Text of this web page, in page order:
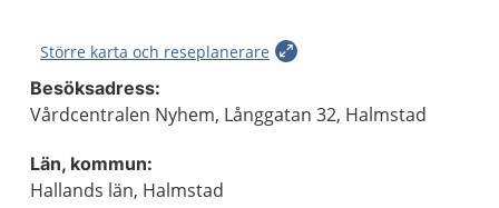
Större karta och reseplanerare
Besöksadress:
Vårdcentralen Nyhem, Långgatan 32, Halmstad
Län, kommun:
Hallands län, Halmstad